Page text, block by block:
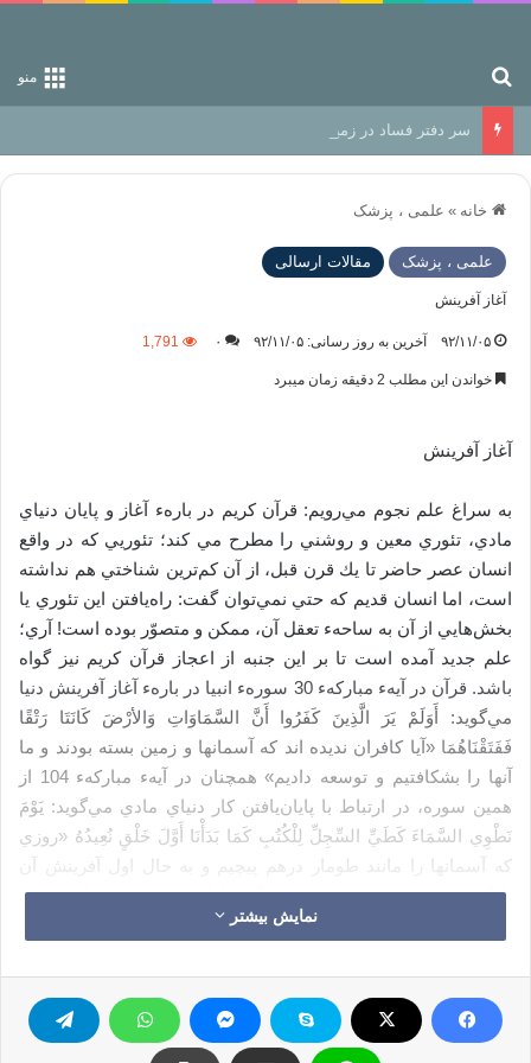
منو
سر دفتر فساد در زمین‌، دوری وکناره‌گیری از راه خداست‌!
خانه » علمی ، پزشک
علمی ، پزشک مقالات ارسالی
آغاز آفرينش
۹۲/۱۱/۰۵ آخرین به روز رسانی: ۹۲/۱۱/۰۵ ۰ 1,791
خواندن این مطلب 2 دقیقه زمان میبرد
آغاز آفرينش
به سراغ علم نجوم مي‌رويم: قرآن كريم در بارهء آغاز و پايان دنياي
مادي، تئوري معين و روشني را مطرح مي كند؛ تئوريي كه در واقع
انسان عصر حاضر تا يك قرن قبل، از آن كم‌ترين شناختي هم نداشته
است، اما انسان قديم كه حتي نمي‌توان گفت: راه‌يافتن اين تئوري يا
بخش‌هايي از آن به ساحهء تعقل آن، ممكن و متصوّر بوده است! آري؛
علم جديد آمده است تا بر اين جنبه از اعجاز قرآن كريم نيز گواه
باشد. قرآن در آيهء مباركهء 30 سورهء انبيا در بارهء آغاز آفرينش دنيا
مي‌گويد: أَوَلَمْ يَرَ الَّذِينَ كَفَرُوا أَنَّ السَّمَاوَاتِ وَالأرْضَ كَانَتَا رَتْقًا
فَفَتَقْنَاهُمَا «آيا كافران نديده اند كه آسمانها و زمين بسته بودند و ما
آنها را بشكافتيم و توسعه داديم» همچنان در آيهء مباركهء 104 از
همين سوره، در ارتباط با پايان‌يافتن كار دنياي مادي مي‌گويد: يَوْمَ
نَطْوِي السَّمَاءَ كَطَيِّ السِّجِلِّ لِلْكُتُبِ كَمَا بَدَأْنَا أَوَّلَ خَلْقٍ نُعِيدُهُ «روزي
كه آسمانها را مانند طومار درهم پيچيم و به حال اول آفرينش آن
بازگردانيم» بنا بر تفسيري كه اين آيات ارائه مي دارند، جهان هستي
در آغاز كار بسيار به هم فشرده و متراكم بوده و پس از آن مرحلهء
رغم اين توسعه و تمدّد، جمع‌كردن و درهم فشردن دو بارهء آن در يك
محدودهء كوچك مكاني ممكن است و نه تنها كه ممكن است بلكه
حتمي و قطعي نيز مي باشد. اكنون بايد ديد كه علم جديد در بارهء
نمایش بیشتر